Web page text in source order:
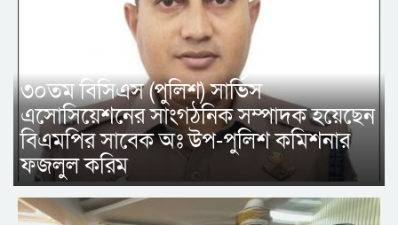
৩০তম বিসিএস (পুলিশ) সার্ভিস
এসোসিয়েশনের সাংগঠনিক সম্পাদক হয়েছেন
বিএমপির সাবেক অঃ উপ-পুলিশ কমিশনার
ফজলুল করিম